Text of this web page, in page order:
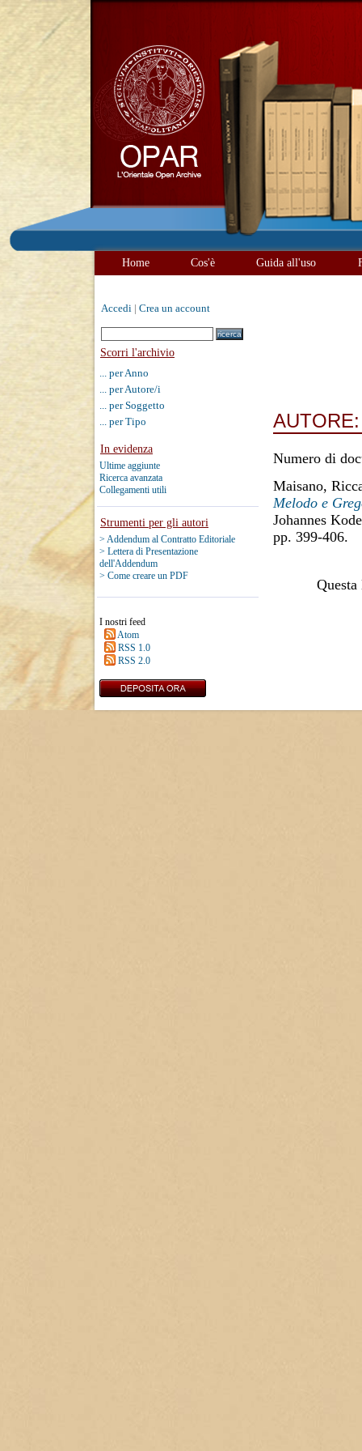
Home Cos'è Guida all'uso
Accedi Crea un account
Scorri l'archivio
... per Anno
... per Autore/i
... per Soggetto
... per Tipo
In evidenza
Ultime aggiunte
Ricerca avanzata
Collegamenti utili
Strumenti per gli autori
> Addendum al Contratto Editoriale
> Lettera di Presentazione
dell'Addendum
> Come creare un PDF
I nostri feed
Atom
RSS 1.0
RSS 2.0
Numero di
Maisano,
Melodo e
Johannes
pp. 399-406.